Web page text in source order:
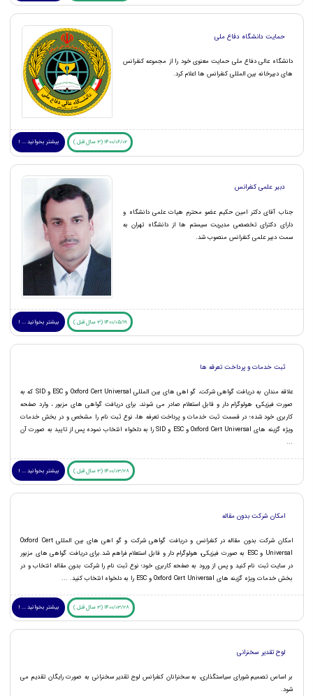
حمایت دانشگاه دفاع ملی
دانشگاه عالی دفاع ملی حمایت معنوی خود را از مجموعه کنفرانس
های دبیرخانه بین المللی کنفرانس ها اعلام کرد.
1400/06/02 (3 سال قبل ) بیشتر بخوانید ... !
دبیر علمی کنفرانس
جناب آقای دکتر امین حکیم عضو محترم هیات علمی دانشگاه و
دارای دکترای تخصصی مدیریت سیستم ها از دانشگاه تهران به
سمت دبیر علمی کنفرانس منصوب شد.
1400/05/19 (3 سال قبل ) بیشتر بخوانید ... !
ثبت خدمات و پرداخت تعرفه ها
علاقه مندان به دریافت گواهی شرکت، گو اهی های بین المللی Oxford Cert Universal و ESC و SID که به
صورت فیزیکی، هولوگرام دار و قابل استعلام صادر می شوند، برای دریافت گواهی های مزبور ، وارد صفحه
کاربری خود شده؛ در قسمت ثبت خدمات و پرداخت تعرفه ها، نوع ثبت نام را مشخص و در بخش خدمات
ویژه گزینه های Oxford Cert Universal و ESC و SID را به دلخواه انتخاب نموده پس از تایید به صورت آن
...
1400/03/28 (3 سال قبل ) بیشتر بخوانید ... !
امکان شرکت بدون مقاله
امکان شرکت بدون مقاله در کنفرانس و دریافت گواهی شرکت و گو اهی های بین المللی Oxford Cert
Universal و ESC به صورت فیزیکی، هولوگرام دار و قابل استعلام فراهم شد.برای دریافت گواهی های مزبور
در سایت ثبت نام کنید و پس از ورود به صفحه کاربری خود؛ نوع ثبت نام را شرکت بدون مقاله انتخاب و در
بخش خدمات ویژه گزینه های Oxford Cert Universal و ESC را به دلخواه انتخاب کنید. ...
1400/03/28 (3 سال قبل ) بیشتر بخوانید ... !
لوح تقدیر سخنرانی
بر اساس تصمیم شورای سیاستگذاری، به سخنرانان کنفرانس لوح تقدیر سخنرانی به صورت رایگان تقدیم می
شود.